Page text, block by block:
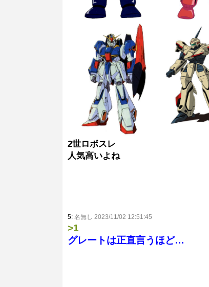
2世ロボスレ
人気高いよね
5: 名無し 2023/11/02 12:51:45
>1
グレートは正直言うほど…